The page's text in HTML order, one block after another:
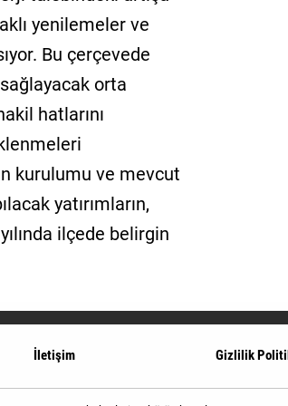
yenilemeler ve
Bu çerçevede
orta
hatlarını
kurulumu ve mevcut
yatırımların,
ilçede belirgin
İletişim Gizlilik